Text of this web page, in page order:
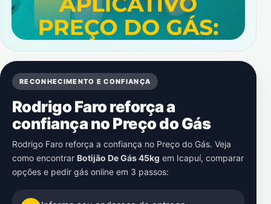
RECONHECIMENTO E CONFIANÇA
Rodrigo Faro reforça a
confiança no Preço do Gás
Rodrigo Faro reforça a confiança no Preço do Gás. Veja
como encontrar Botijão De Gás 45kg em Icapuí, comparar
opções e pedir gás online em 3 passos: